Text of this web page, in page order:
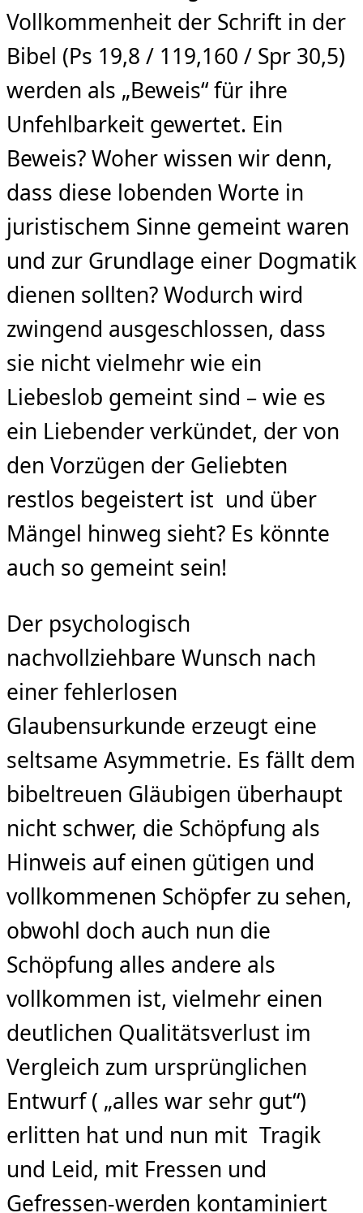
Vollkommenheit der Schrift in der
Bibel (Ps 19,8 / 119,160 / Spr 30,5)
werden als „Beweis“ für ihre
Unfehlbarkeit gewertet. Ein
Beweis? Woher wissen wir denn,
dass diese lobenden Worte in
juristischem Sinne gemeint waren
und zur Grundlage einer Dogmatik
dienen sollten? Wodurch wird
zwingend ausgeschlossen, dass
sie nicht vielmehr wie ein
Liebeslob gemeint sind – wie es
ein Liebender verkündet, der von
den Vorzügen der Geliebten
restlos begeistert ist und über
Mängel hinweg sieht? Es könnte
auch so gemeint sein!
Der psychologisch
nachvollziehbare Wunsch nach
einer fehlerlosen
Glaubensurkunde erzeugt eine
seltsame Asymmetrie. Es fällt dem
bibeltreuen Gläubigen überhaupt
nicht schwer, die Schöpfung als
Hinweis auf einen gütigen und
vollkommenen Schöpfer zu sehen,
obwohl doch auch nun die
Schöpfung alles andere als
vollkommen ist, vielmehr einen
deutlichen Qualitätsverlust im
Vergleich zum ursprünglichen
Entwurf ( „alles war sehr gut“)
erlitten hat und nun mit Tragik
und Leid, mit Fressen und
Gefressen-werden kontaminiert